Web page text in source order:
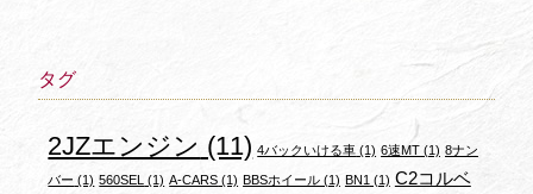
タグ
2JZエンジン (11) 4バックいける車 (1) 6速MT (1) 8ナン
バー (1) 560SEL (1) A-CARS (1) BBSホイール(1) BN1 (1) C2コルベ